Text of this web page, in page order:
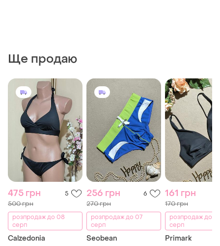
Ще продаю
475 грн 5
500 грн
розпродаж до 08
серп
Calzedonia
256 грн 6
270 грн
розпродаж до 07
серп
Seobean
161 грн
170 грн
розпродаж до
серп
Primark